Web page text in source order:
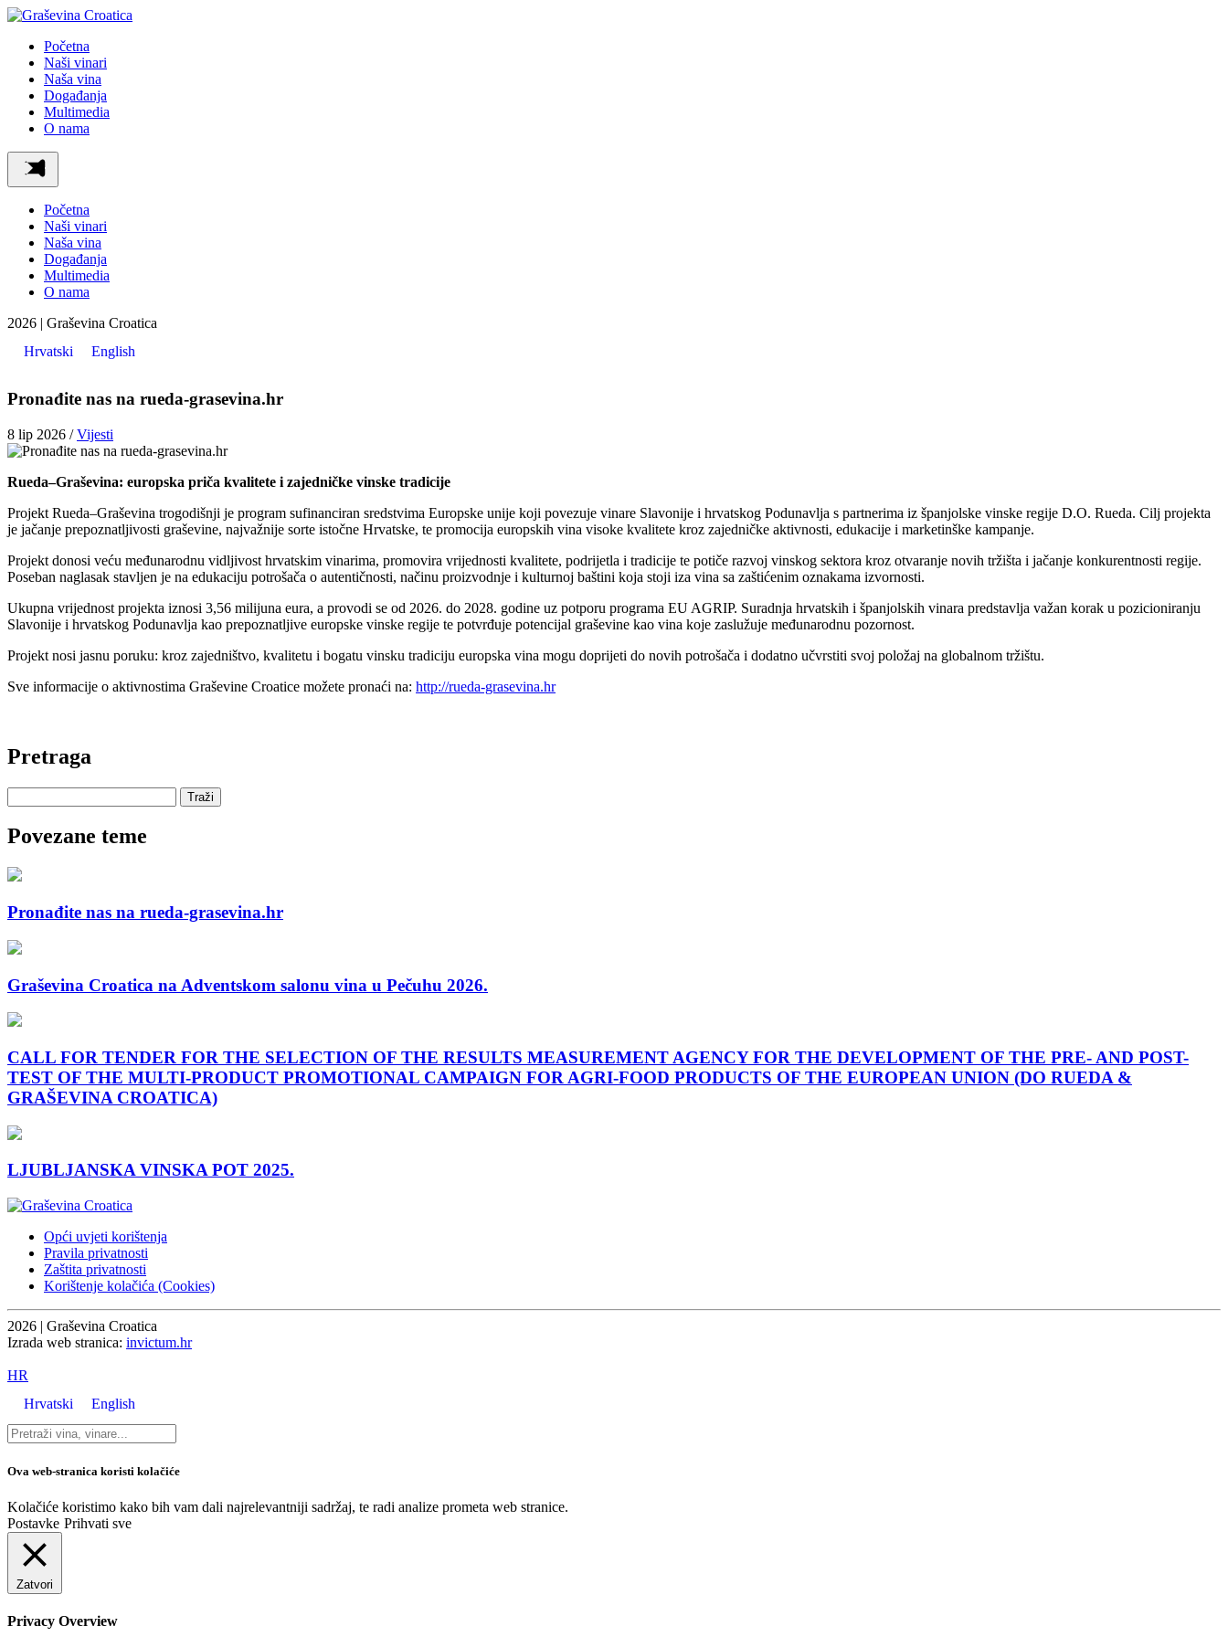
Početna
Naši vinari
Naša vina
Događanja
Multimedia
O nama
Početna
Naši vinari
Naša vina
Događanja
Multimedia
O nama
2026 | Graševina Croatica
Hrvatski
English
Pronađite nas na rueda-grasevina.hr
8 lip 2026 /Vijesti
Rueda–Graševina: europska priča kvalitete i zajedničke vinske tradicije
Projekt Rueda–Graševina trogodišnji je program sufinanciran sredstvima Europske unije koji povezuje vinare Slavonije i hrvatskog Podunavlja s partnerima iz španjolske vinske regije D.O. Rueda. Cilj projekta
je jačanje prepoznatljivosti graševine, najvažnije sorte istočne Hrvatske, te promocija europskih vina visoke kvalitete kroz zajedničke aktivnosti, edukacije i marketinške kampanje.
Projekt donosi veću međunarodnu vidljivost hrvatskim vinarima, promovira vrijednosti kvalitete, podrijetla i tradicije te potiče razvoj vinskog sektora kroz otvaranje novih tržišta i jačanje konkurentnosti regije.
Poseban naglasak stavljen je na edukaciju potrošača o autentičnosti, načinu proizvodnje i kulturnoj baštini koja stoji iza vina sa zaštićenim oznakama izvornosti.
Ukupna vrijednost projekta iznosi 3,56 milijuna eura, a provodi se od 2026. do 2028. godine uz potporu programa EU AGRIP. Suradnja hrvatskih i španjolskih vinara predstavlja važan korak u pozicioniranju
Slavonije i hrvatskog Podunavlja kao prepoznatljive europske vinske regije te potvrđuje potencijal graševine kao vina koje zaslužuje međunarodnu pozornost.
Projekt nosi jasnu poruku: kroz zajedništvo, kvalitetu i bogatu vinsku tradiciju europska vina mogu doprijeti do novih potrošača i dodatno učvrstiti svoj položaj na globalnom tržištu.
Sve informacije o aktivnostima Graševine Croatice možete pronaći na: http://rueda-grasevina.hr
Pretraga
Traži
Povezane teme
Pronađite nas na rueda-grasevina.hr
Graševina Croatica na Adventskom salonu vina u Pečuhu 2026.
CALL FOR TENDER FOR THE SELECTION OF THE RESULTS MEASUREMENT AGENCY FOR THE DEVELOPMENT OF THE PRE- AND POST-
TEST OF THE MULTI-PRODUCT PROMOTIONAL CAMPAIGN FOR AGRI-FOOD PRODUCTS OF THE EUROPEAN UNION (DO RUEDA &
GRAŠEVINA CROATICA)
LJUBLJANSKA VINSKA POT 2025.
Opći uvjeti korištenja
Pravila privatnosti
Zaštita privatnosti
Korištenje kolačića (Cookies)
2026 | Graševina Croatica
Izrada web stranica: invictum.hr
HR
Hrvatski
English
Ova web-stranica koristi kolačiće
Kolačiće koristimo kako bih vam dali najrelevantniji sadržaj, te radi analize prometa web stranice.
Postavke Prihvati sve
Zatvori
Privacy Overview